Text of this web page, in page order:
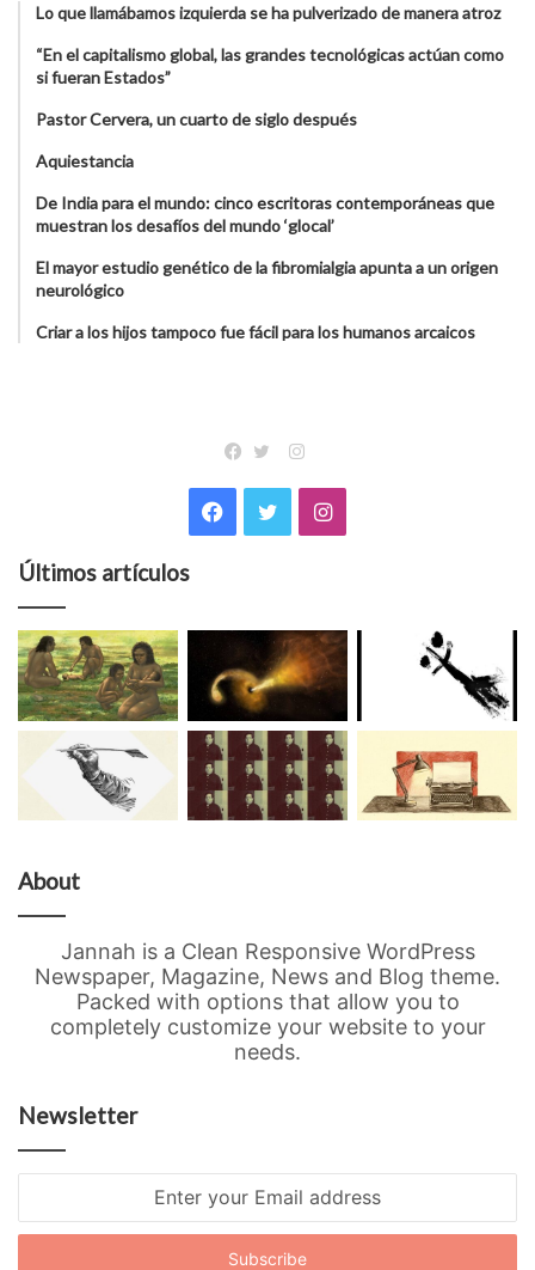
Lo que llamábamos izquierda se ha pulverizado de manera atroz
“En el capitalismo global, las grandes tecnológicas actúan como
si fueran Estados”
Pastor Cervera, un cuarto de siglo después
Aquiestancia
De India para el mundo: cinco escritoras contemporáneas que
muestran los desafíos del mundo ‘glocal’
El mayor estudio genético de la fibromialgia apunta a un origen
neurológico
Criar a los hijos tampoco fue fácil para los humanos arcaicos
Instagram
Facebook
TwitterInstagram
Últimos artículos
About
Jannah is a Clean Responsive WordPress
Newspaper, Magazine, News and Blog theme.
Packed with options that allow you to
completely customize your website to your
needs.
Newsletter
Email